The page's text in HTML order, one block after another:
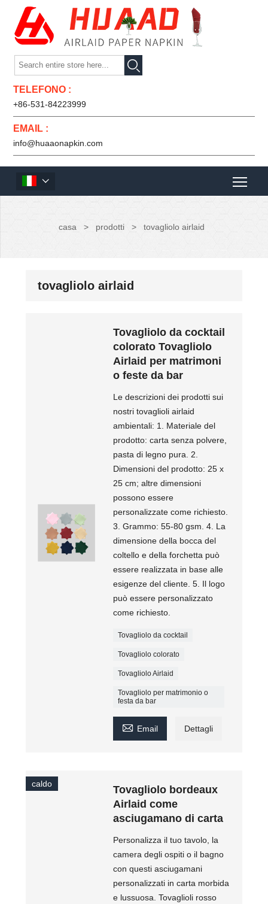

TELEFONO :
+86-531-84223999
EMAIL :
info@huaaonapkin.com

casa > prodotti > tovagliolo airlaid
tovagliolo airlaid
Tovagliolo da cocktail
colorato Tovagliolo
Airlaid per matrimoni
o feste da bar
Le descrizioni dei prodotti sui
nostri tovaglioli airlaid
ambientali: 1. Materiale del
prodotto: carta senza polvere,
pasta di legno pura. 2.
Dimensioni del prodotto: 25 x
25 cm; altre dimensioni
possono essere
personalizzate come richiesto.
3. Grammo: 55-80 gsm. 4. La
dimensione della bocca del
coltello e della forchetta può
essere realizzata in base alle
esigenze del cliente. 5. Il logo
può essere personalizzato
come richiesto.
Tovagliolo da cocktail
Tovagliolo colorato
Tovagliolo Airlaid
Tovagliolo per matrimonio o
festa da bar
 Email Dettagli
caldo
Tovagliolo bordeaux
Airlaid come
asciugamano di carta
Personalizza il tuo tavolo, la
camera degli ospiti o il bagno
con questi asciugamani
personalizzati in carta morbida
e lussuosa. Tovaglioli rosso